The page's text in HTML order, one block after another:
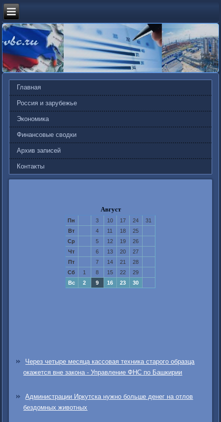
Главная
Россия и зарубежье
Экономика
Финансовые сводки
Архив записей
Контакты
Август
Пн 3 10 17 24
31
Вт
4 11 18
25
Ср
5 12 19
26
Чт
6 13 20
27
Пт
7 14 21
28
Сб
1 8 15 22
29
Вс
2 9 16 23 30
Через четыре месяца кассовая техника старого образца
окажется вне закона - Управление ФНС по Башкирии
Администрации Иркутска нужно больше денег на отлов
бездомных животных